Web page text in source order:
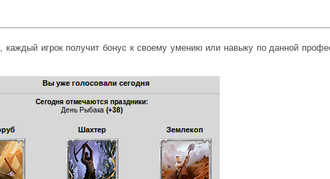
каждый игрок получит бонус к своему умению или навыку по данной